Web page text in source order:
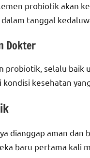
probiotik akan
tanggal
Dokter
probiotik, selalu baik
kesehatan
dianggap aman
baru pertama kali